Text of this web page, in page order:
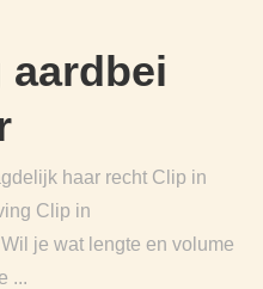
haar recht Clip in
Clip in
je wat lengte en volume
...